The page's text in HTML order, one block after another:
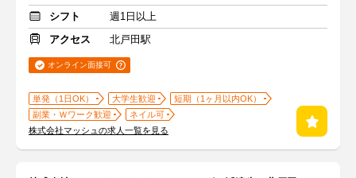
シフト
週1日以上
アクセス
北戸田駅
オンライン面接可
単発（1日OK） 大学生歓迎
短期（1ヶ月以内OK）
副業・Ｗワーク歓迎
ネイル可
株式会社マッシュの求人一覧を見る